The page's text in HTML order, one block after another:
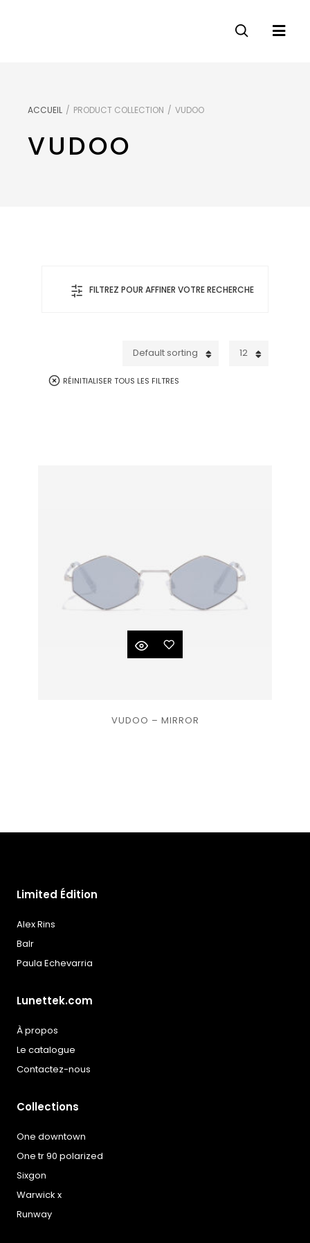
ACCUEIL / PRODUCT COLLECTION / VUDOO
VUDOO
FILTREZ POUR AFFINER VOTRE RECHERCHE
12
Default sorting
RÉINITIALISER TOUS LES FILTRES
VUDOO – MIRROR
à la
Limited Édition
Alex Rins
Balr
Paula Echevarria
Lunettek.com
À propos
Le catalogue
Contactez-nous
Collections
One downtown
One tr 90 polarized
Sixgon
Warwick x
Runway